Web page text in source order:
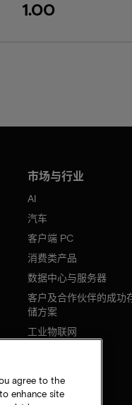
1.00
市场与行业
AI
汽车
客户端 PC
消费类产品
数据中心与服务器
客户及合作伙伴的成功
储方案
工业物联网
agree to the
enhance site